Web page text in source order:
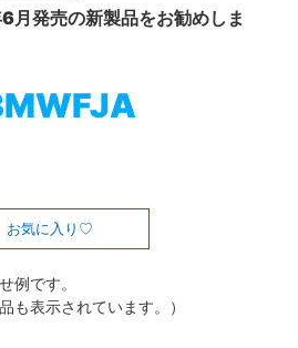
発売の新製品をお勧めしま
お気に入り
例です。
も表示されています。）